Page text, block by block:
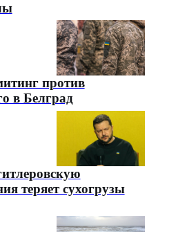
против
в Белград
теряет сухогрузы